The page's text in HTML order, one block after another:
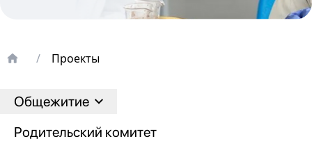
/ Проекты
Общежитие
Родительский комитет